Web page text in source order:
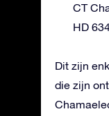
CT
HD
Dit zijn
die zijn